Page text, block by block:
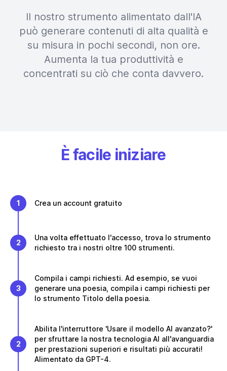
Il nostro strumento alimentato dall'IA
può generare contenuti di alta qualità e
su misura in pochi secondi, non ore.
Aumenta la tua produttività e
concentrati su ciò che conta davvero.
È facile iniziare
1 Crea un account gratuito
2
Una volta effettuato l'accesso, trova lo strumento
richiesto tra i nostri oltre 100 strumenti.
3
Compila i campi richiesti. Ad esempio, se vuoi
generare una poesia, compila i campi richiesti per
lo strumento Titolo della poesia.
2
Abilita l'interruttore 'Usare il modello AI avanzato?'
per sfruttare la nostra tecnologia AI all'avanguardia
per prestazioni superiori e risultati più accurati!
Alimentato da GPT-4.